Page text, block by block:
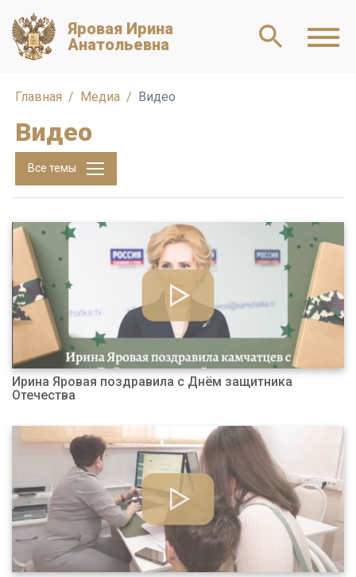
Яровая Ирина
Анатольевна
Главная Медиа Видео
Видео
Все темы
Ирина Яровая поздравила с Днём защитника
Отечества